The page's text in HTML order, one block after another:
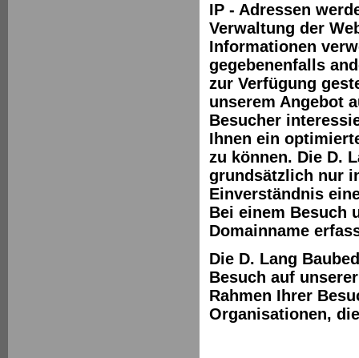
IP - Adressen
Verwaltung der
Informationen
gegebenenfalls
zur Verfügung
unserem Angebot
Besucher
Ihnen ein
zu können. Die D.
grundsätzlich nur
Einverständnis
Bei einem Besuch
Domainname
Die D. Lang
Besuch auf
Rahmen Ihrer
Organisationen,